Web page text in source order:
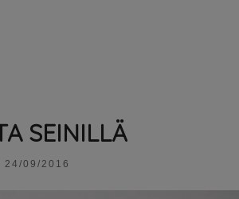
SEINILLÄ
24/09/2016